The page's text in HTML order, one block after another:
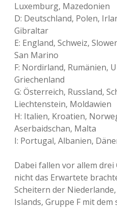
Luxemburg, Mazedonien
D: Deutschland, Polen,
Gibraltar
E: England, Schweiz,
San Marino
F: Nordirland, Rumänien,
Griechenland
G: Österreich, Russland,
Liechtenstein, Moldawien
H: Italien, Kroatien,
Aserbaidschan, Malta
I: Portugal, Albanien,
Dabei fallen vor allem
nicht das Erwartete
Scheitern der
Islands, Gruppe F mit dem